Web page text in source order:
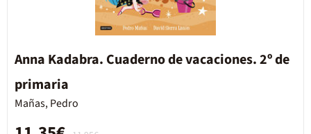
Anna Kadabra. Cuaderno de vacaciones. 2º de
primaria
Mañas, Pedro